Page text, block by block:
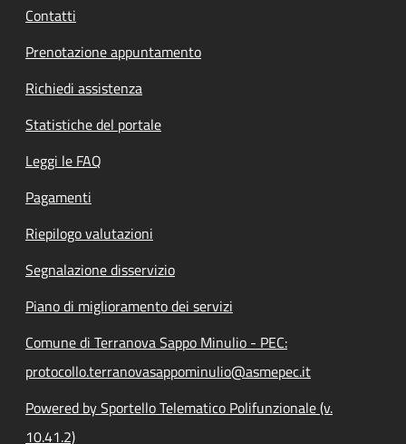
Contatti
Prenotazione appuntamento
Richiedi assistenza
Statistiche del portale
Leggi le FAQ
Pagamenti
Riepilogo valutazioni
Segnalazione disservizio
Piano di miglioramento dei servizi
Comune di Terranova Sappo Minulio - PEC:
protocollo.terranovasappominulio@asmepec.it
Powered by Sportello Telematico Polifunzionale (v.
10.41.2)